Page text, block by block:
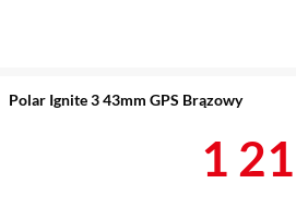
Polar Ignite 3 43mm GPS Brązowy
1